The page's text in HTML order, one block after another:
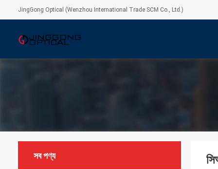
JingGong Optical (Wenzhou International Trade SCM Co., Ltd.)
সব পণ্য